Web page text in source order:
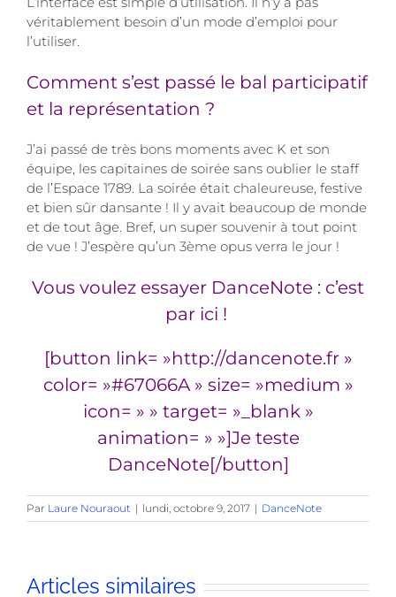
véritablement besoin d’un mode d’emploi pour
l’utiliser.
Comment s’est passé le bal participatif
et la représentation ?
J’ai passé de très bons moments avec K et son
équipe, les capitaines de soirée sans oublier le staff
de l’Espace 1789. La soirée était chaleureuse, festive
et bien sûr dansante ! Il y avait beaucoup de monde
et de tout âge. Bref, un super souvenir à tout point
de vue ! J’espère qu’un 3ème opus verra le jour !
Vous voulez essayer DanceNote : c’est
par ici !
[button link= »http://dancenote.fr »
color= »#67066A » size= »medium »
icon= » » target= »_blank »
animation= » »]Je teste
DanceNote[/button]
Par Laure Nouraout | lundi, octobre 9, 2017 | DanceNote
Articles similaires